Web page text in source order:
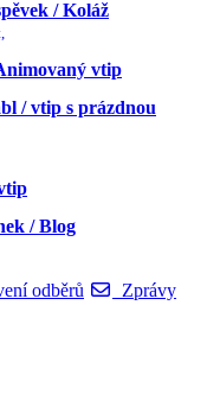
/ Koláž
vtip
/ vtip s prázdnou
/ Blog
odběrů
Zprávy